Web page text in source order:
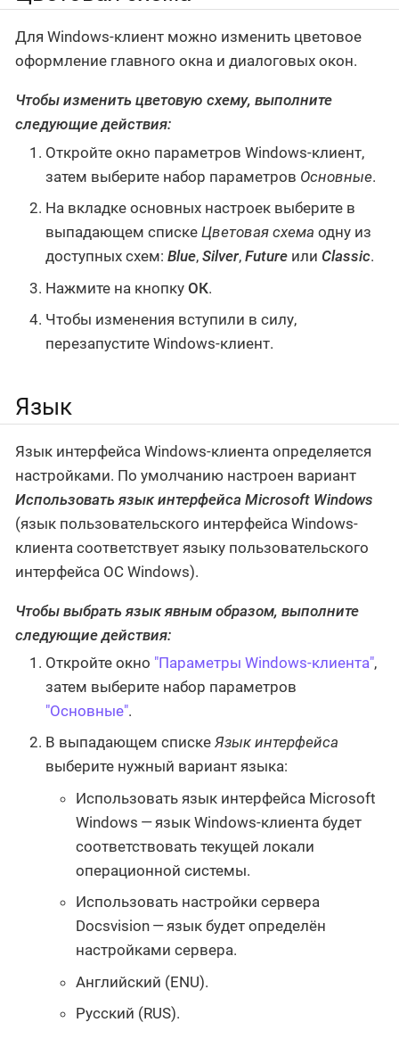
Для Windows-клиент можно изменить цветовое
оформление главного окна и диалоговых окон.
Чтобы изменить цветовую схему, выполните
следующие действия:
Откройте окно параметров Windows-клиент,
затем выберите набор параметров Основные.
На вкладке основных настроек выберите в
выпадающем списке Цветовая схема одну из
доступных схем: Blue, Silver, Future или Classic.
Нажмите на кнопку ОК.
Чтобы изменения вступили в силу,
перезапустите Windows-клиент.
Язык
Язык интерфейса Windows-клиента определяется
настройками. По умолчанию настроен вариант
Использовать язык интерфейса Microsoft Windows
(язык пользовательского интерфейса Windows-
клиента соответствует языку пользовательского
интерфейса ОС Windows).
Чтобы выбрать язык явным образом, выполните
следующие действия:
Откройте окно "Параметры Windows-клиента",
затем выберите набор параметров
"Основные".
В выпадающем списке Язык интерфейса
выберите нужный вариант языка:
Использовать язык интерфейса Microsoft
Windows — язык Windows-клиента будет
соответствовать текущей локали
операционной системы.
Использовать настройки сервера
Docsvision — язык будет определён
настройками сервера.
Английский (ENU).
Русский (RUS).